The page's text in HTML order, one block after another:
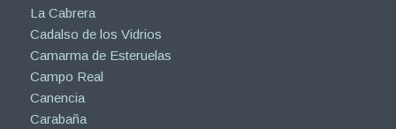
La Cabrera
Cadalso de los Vidrios
Camarma de Esteruelas
Campo Real
Canencia
Carabaña